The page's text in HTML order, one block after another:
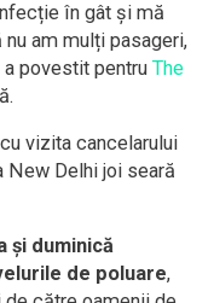
în gât și mă
am mulți pasageri,
povestit pentru The
vizita cancelarului
New Delhi joi seară
și duminică
de poluare,